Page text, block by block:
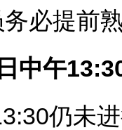
提前熟
中午
仍未